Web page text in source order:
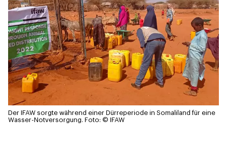
Der IFAW sorgte während einer Dürreperiode in Somaliland für eine
Wasser-Notversorgung. Foto: © IFAW